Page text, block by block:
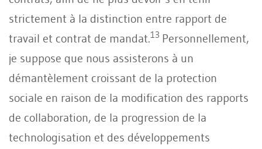
strictement à la distinction entre rapport de
travail et contrat de mandat.13 Personnellement,
je suppose que nous assisterons à un
démantèlement croissant de la protection
sociale en raison de la modification des rapports
de collaboration, de la progression de la
technologisation et des développements